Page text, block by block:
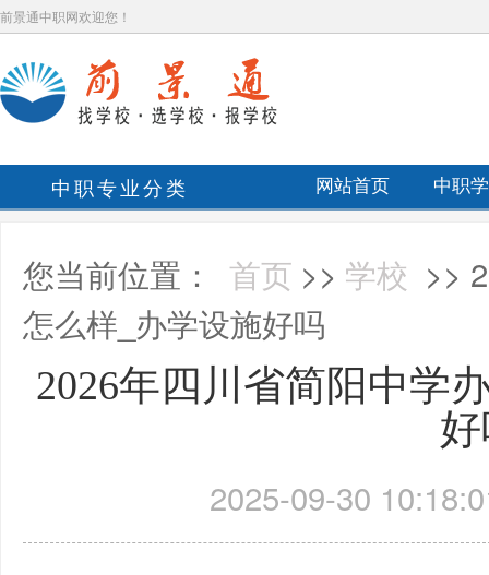
前景通中职网欢迎您！
中职专业分类 网站首页 中职
您当前位置： 首页 >> 学校 >>
怎么样_办学设施好吗
2026年四川省简阳中学
2025-09-30